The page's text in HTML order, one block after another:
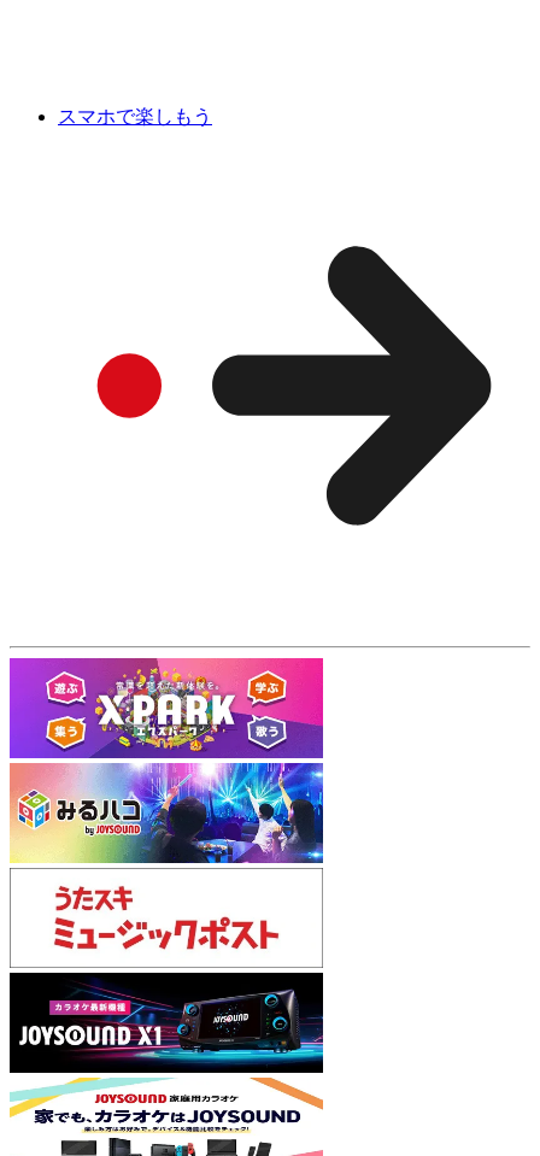
スマホで楽しもう